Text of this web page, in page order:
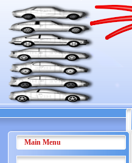
Main Menu